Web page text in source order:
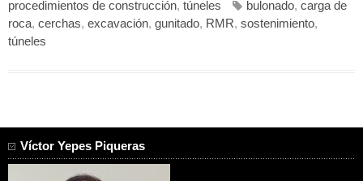
procedimientos de construcción, túneles bulonado, carga de
roca, cerchas, excavación, gunitado, RMR, sostenimiento,
túneles
Víctor Yepes Piqueras